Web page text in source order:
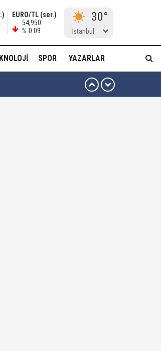
EURO/TL (ser.)
54,950
%-0.09
30°
İstanbul
SPOR YAZARLAR
dair açıklama
kovdu..!"